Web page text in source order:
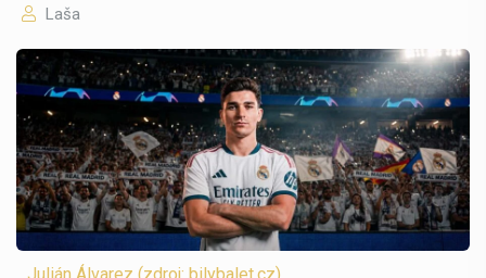
Laša
Julián Álvarez (zdroj: bilybalet.cz)